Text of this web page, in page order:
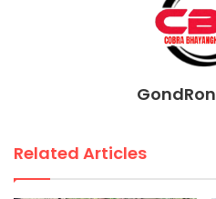
Related Articles